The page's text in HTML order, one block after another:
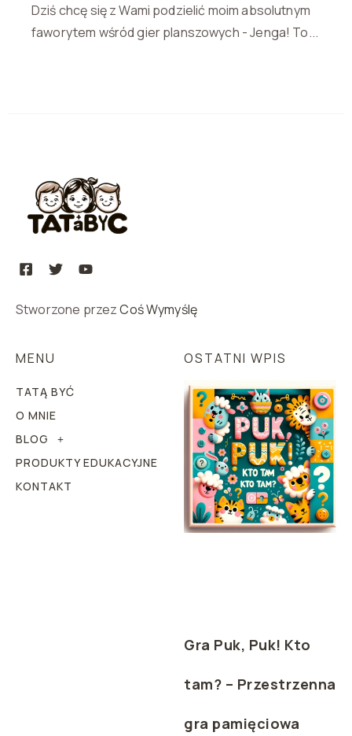
Dziś chcę się z Wami podzielić moim absolutnym
faworytem wśród gier planszowych - Jenga! To...
Stworzone przezCoś Wymyślę
MENU
TATĄ BYĆ
O MNIE
BLOG
PRODUKTY EDUKACYJNE
KONTAKT
OSTATNI WPIS
Gra Puk, Puk! Kto
tam? – Przestrzenna
gra pamięciowa